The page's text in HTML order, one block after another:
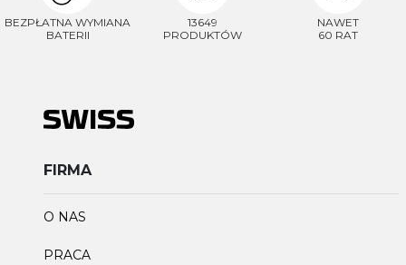
BEZPŁATNA WYMIANA
BATERII
13649
PRODUKTÓW
NAWET
60 RAT
FIRMA
O NAS
PRACA